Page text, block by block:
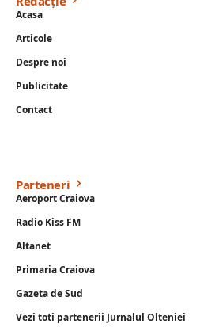
Acasa
Articole
Despre noi
Publicitate
Contact
Parteneri
Aeroport Craiova
Radio Kiss FM
Altanet
Primaria Craiova
Gazeta de Sud
Vezi toti partenerii Jurnalul Olteniei